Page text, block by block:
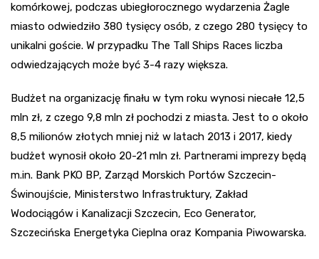
komórkowej, podczas ubiegłorocznego wydarzenia Żagle
miasto odwiedziło 380 tysięcy osób, z czego 280 tysięcy to
unikalni goście. W przypadku The Tall Ships Races liczba
odwiedzających może być 3-4 razy większa.
Budżet na organizację finału w tym roku wynosi niecałe 12,5
mln zł, z czego 9,8 mln zł pochodzi z miasta. Jest to o około
8,5 milionów złotych mniej niż w latach 2013 i 2017, kiedy
budżet wynosił około 20-21 mln zł. Partnerami imprezy będą
m.in. Bank PKO BP, Zarząd Morskich Portów Szczecin-
Świnoujście, Ministerstwo Infrastruktury, Zakład
Wodociągów i Kanalizacji Szczecin, Eco Generator,
Szczecińska Energetyka Cieplna oraz Kompania Piwowarska.